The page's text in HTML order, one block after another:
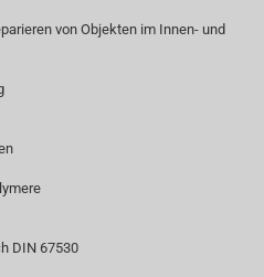
von Objekten im Innen- und
DIN 67530